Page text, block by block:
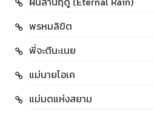
พรหมลิขิต
พี่จะตีนะเนย
แม่นายโอเค
แม่มดแห่งสยาม